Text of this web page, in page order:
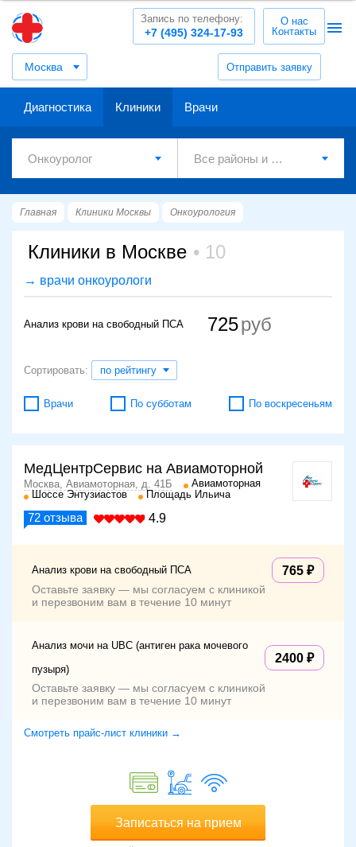
Москва Отправить заявку
+7 (495) 324-17-93
Запись по телефону:
О нас
Контакты
Диагностика Клиники Врачи
Главная Клиники Москвы Онкоурология
Клиники в Москве 10
→ врачи онкоурологи
Анализ крови на свободный ПСА 725
Сортировать: по рейтингу
Врачи По субботам По воскресеньям
МедЦентрСервис на Авиамоторной
Москва, Авиамоторная, д. 41Б
Авиамоторная
Шоссе Энтузиастов
Площадь Ильича
72 отзыва 4.9
Анализ крови на свободный ПСА 765
Оставьте заявку — мы согласуем с клиникой
и перезвоним вам в течение 10 минут
Анализ мочи на UBC (антиген рака мочевого
пузыря)
2400
Оставьте заявку — мы согласуем с клиникой
и перезвоним вам в течение 10 минут
Смотреть прайс-лист клиники →
Записаться на прием